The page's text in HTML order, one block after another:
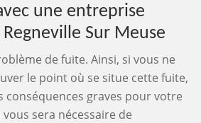
une entreprise
Sur Meuse
de fuite. Ainsi, si vous ne
le point où se situe cette fuite,
conséquences graves pour votre
sera nécessaire de